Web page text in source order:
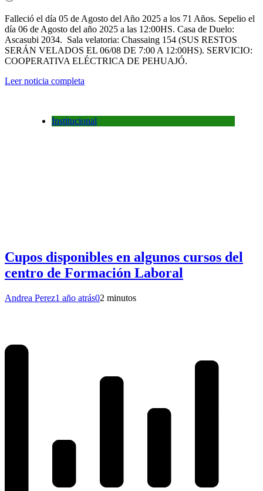
Falleció el día 05 de Agosto del Año 2025 a los 71 Años. Sepelio el
día 06 de Agosto del año 2025 a las 12:00HS. Casa de Duelo:
Ascasubi 2034. Sala velatoria: Chassaing 154 (SUS RESTOS
SERÁN VELADOS EL 06/08 DE 7:00 A 12:00HS). SERVICIO:
COOPERATIVA ELÉCTRICA DE PEHUAJÓ.
Leer noticia completa
Institucional
Cupos disponibles en algunos cursos del
centro de Formación Laboral
Andrea Perez1 año atrás02 minutos